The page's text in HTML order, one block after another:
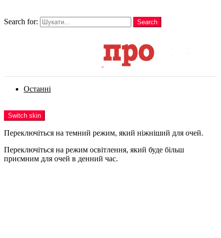
Search for:
Search
Останні
Switch skin
Переключіться на темний режим, який ніжніший для очей.
Переключіться на режим освітлення, який буде більш
приємним для очей в денний час.